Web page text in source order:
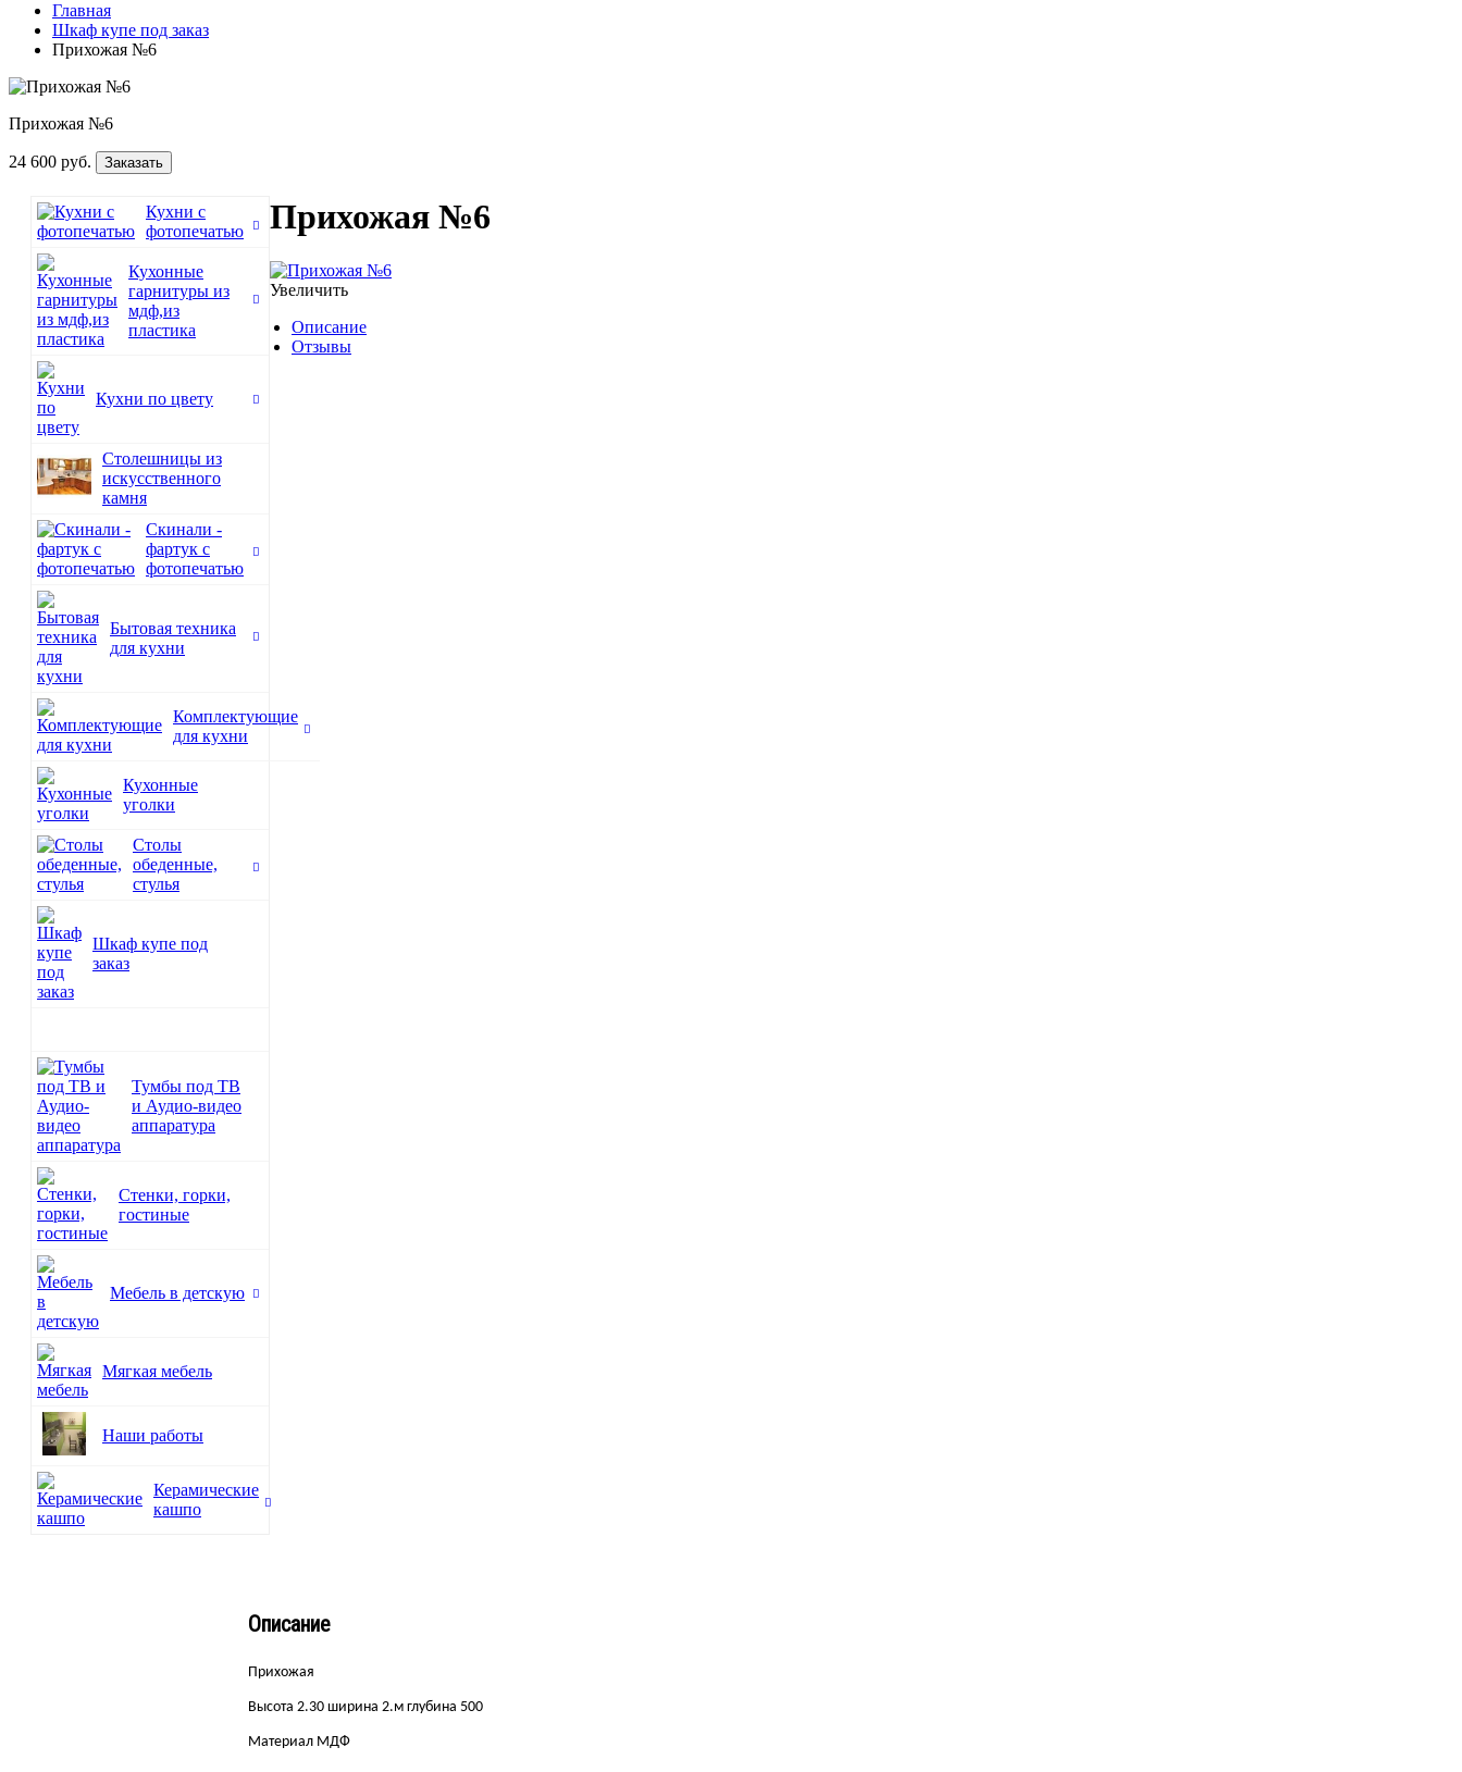
Главная
Шкаф купе под заказ
Прихожая №6
Прихожая №6
24 600 руб. Заказать
Кухни с
фотопечатью
Кухонные
гарнитуры из
мдф,из
пластика
Кухни по цвету
Столешницы из
искусственного
камня
Скинали -
фартук с
фотопечатью
Бытовая техника
для кухни
Комплектующие
для кухни
Кухонные
уголки
Столы
обеденные,
стулья
Шкаф купе под
заказ
Тумбы под ТВ
и Аудио-видео
аппаратура
Стенки, горки,
гостиные
Мебель в детскую
Мягкая мебель
Наши работы
Керамические
кашпо
Прихожая №6
Увеличить
Описание
Отзывы
Описание
Прихожая
Высота 2.30 ширина 2.м глубина 500
Материал МДФ